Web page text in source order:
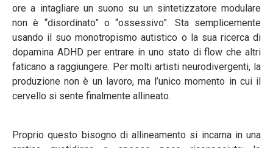
ore a intagliare un suono su un sintetizzatore modulare
non è “disordinato” o “ossessivo”. Sta semplicemente
usando il suo monotropismo autistico o la sua ricerca di
dopamina ADHD per entrare in uno stato di flow che altri
faticano a raggiungere. Per molti artisti neurodivergenti, la
produzione non è un lavoro, ma l’unico momento in cui il
cervello si sente finalmente allineato.
Proprio questo bisogno di allineamento si incarna in una